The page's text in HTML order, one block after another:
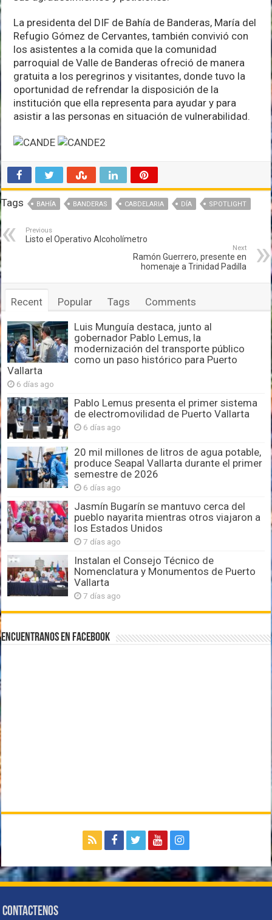
La presidenta del DIF de Bahía de Banderas, María del
Refugio Gómez de Cervantes, también convivió con
los asistentes a la comida que la comunidad
parroquial de Valle de Banderas ofreció de manera
gratuita a los peregrinos y visitantes, donde tuvo la
oportunidad de refrendar la disposición de la
institución que ella representa para ayudar y para
asistir a las personas en situación de vulnerabilidad.
Tags BAHÍA BANDERAS CABDELARIA DÍA SPOTLIGHT
Previous
Listo el Operativo Alcoholímetro
Next
Ramón Guerrero, presente en
homenaje a Trinidad Padilla
Recent Popular Tags Comments
Luis Munguía destaca, junto al
gobernador Pablo Lemus, la
modernización del transporte público
como un paso histórico para Puerto
Vallarta
6 días ago
Pablo Lemus presenta el primer sistema
de electromovilidad de Puerto Vallarta
6 días ago
20 mil millones de litros de agua potable,
produce Seapal Vallarta durante el primer
semestre de 2026
6 días ago
Jasmín Bugarín se mantuvo cerca del
pueblo nayarita mientras otros viajaron a
los Estados Unidos
7 días ago
Instalan el Consejo Técnico de
Nomenclatura y Monumentos de Puerto
Vallarta
7 días ago
Encuentranos en Facebook
Contactenos